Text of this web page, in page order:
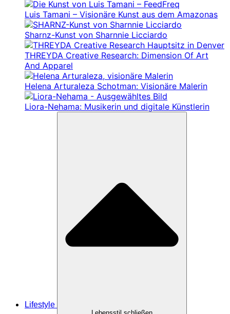
Luis Tamani – Visionäre Kunst aus dem Amazonas
Sharnz-Kunst von Sharnnie Licciardo
THREYDA Creative Research: Dimension Of Art
And Apparel
Helena Arturaleza Schotman: Visionäre Malerin
Liora-Nehama: Musikerin und digitale Künstlerin
Lifestyle